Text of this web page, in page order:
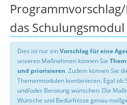
das Schulungsmodul
Dies ist nur einVorschlag für eine
unseren Maßnahmen können Sie
und priorisieren. Zudem können Sie
Themenmodulen kombinieren. Egal ob
und/oder Beratung wünschen: Die
Wünsche und Bedürfnisse genau